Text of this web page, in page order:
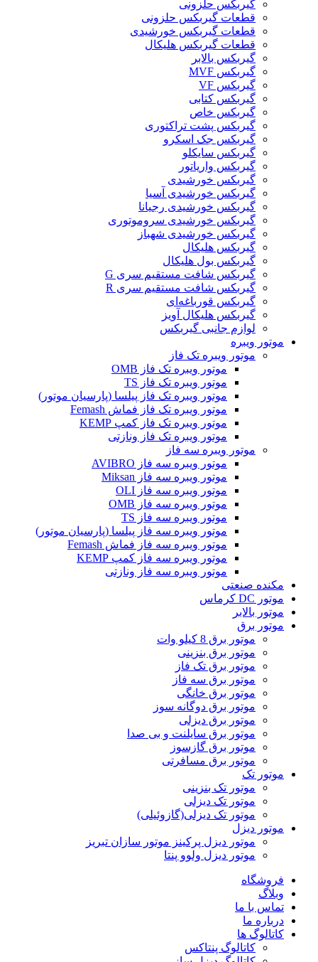
گیربکس حلزونی
قطعات گيربکس حلزونی
قطعات گيربکس خورشيدی
قطعات گیربکس هلیکال
گيربکس بالابر
گیربکس MVF
گیربکس VF
گیربکس کتابی
گیربکس خاص
گیربکس پشت تراکتوری
گیربکس جک اسکرو
گیربکس سایکلو
گیربکس واریاتور
گیربکس خورشیدی
گیربکس خورشیدی آسیا
گیربکس خورشیدی رجیانا
گیربکس خورشیدی سروموتوری
گیربکس خورشیدی شهباز
گیربکس هلیکال
گیربکس بول هلیکال
گیربکس شافت مستقیم سری G
گیربکس شافت مستقیم سری R
گیربکس قورباغه‌ای
گیربکس هلیکال آویز
لوازم جانبی گیربکس
موتور ویبره
موتور ویبره تک فاز
موتور ویبره تک فاز OMB
موتور ویبره تک فاز TS
موتور ویبره تک فاز پیلسا (پارسیان موتور)
موتور ویبره تک فاز فماش Femash
موتور ویبره تک فاز کمپ KEMP
موتور ویبره تک فاز ونازتی
موتور ویبره سه فاز
موتور ویبره سه فاز AVIBRO
موتور ویبره سه فاز Miksan
موتور ویبره سه فاز OLI
موتور ویبره سه فاز OMB
موتور ویبره سه فاز TS
موتور ویبره سه فاز پیلسا (پارسیان موتور)
موتور ویبره سه فاز فماش Femash
موتور ویبره سه فاز کمپ KEMP
موتور ویبره سه فاز ونازتی
مکنده صنعتی
موتور DC کرماس
موتور بالابر
موتور برق
موتور برق 8 کیلو وات
موتور برق بنزینی
موتور برق تک فاز
موتور برق سه فاز
موتور برق خانگی
موتور برق دوگانه سوز
موتور برق دیزلی
موتور برق سایلنت و بی صدا
موتور برق گازسوز
موتور برق مسافرتی
موتور تک
موتور تک بنزینی
موتور تک دیزلی
موتور تک دیزلی(گازوئیلی)
موتور دیزل
موتور دیزل پرکینز موتور سازان تبریز
موتور دیزل ولوو پنتا
فروشگاه
وبلاگ
تماس با ما
درباره ما
کاتالوگ ها
کاتالوگ پنتاکس